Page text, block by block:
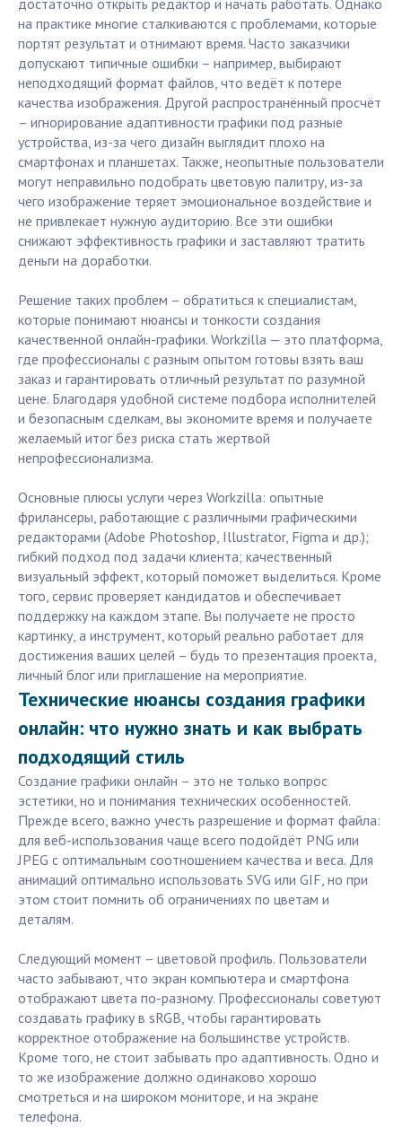
достаточно открыть редактор и начать работать. Однако
на практике многие сталкиваются с проблемами, которые
портят результат и отнимают время. Часто заказчики
допускают типичные ошибки – например, выбирают
неподходящий формат файлов, что ведёт к потере
качества изображения. Другой распространённый просчёт
– игнорирование адаптивности графики под разные
устройства, из-за чего дизайн выглядит плохо на
смартфонах и планшетах. Также, неопытные пользователи
могут неправильно подобрать цветовую палитру, из-за
чего изображение теряет эмоциональное воздействие и
не привлекает нужную аудиторию. Все эти ошибки
снижают эффективность графики и заставляют тратить
деньги на доработки.
Решение таких проблем – обратиться к специалистам,
которые понимают нюансы и тонкости создания
качественной онлайн-графики. Workzilla — это платформа,
где профессионалы с разным опытом готовы взять ваш
заказ и гарантировать отличный результат по разумной
цене. Благодаря удобной системе подбора исполнителей
и безопасным сделкам, вы экономите время и получаете
желаемый итог без риска стать жертвой
непрофессионализма.
Основные плюсы услуги через Workzilla: опытные
фрилансеры, работающие с различными графическими
редакторами (Adobe Photoshop, Illustrator, Figma и др.);
гибкий подход под задачи клиента; качественный
визуальный эффект, который поможет выделиться. Кроме
того, сервис проверяет кандидатов и обеспечивает
поддержку на каждом этапе. Вы получаете не просто
картинку, а инструмент, который реально работает для
достижения ваших целей – будь то презентация проекта,
личный блог или приглашение на мероприятие.
Технические нюансы создания графики
онлайн: что нужно знать и как выбрать
подходящий стиль
Создание графики онлайн – это не только вопрос
эстетики, но и понимания технических особенностей.
Прежде всего, важно учесть разрешение и формат файла:
для веб-использования чаще всего подойдёт PNG или
JPEG с оптимальным соотношением качества и веса. Для
анимаций оптимально использовать SVG или GIF, но при
этом стоит помнить об ограничениях по цветам и
деталям.
Следующий момент – цветовой профиль. Пользователи
часто забывают, что экран компьютера и смартфона
отображают цвета по-разному. Профессионалы советуют
создавать графику в sRGB, чтобы гарантировать
корректное отображение на большинстве устройств.
Кроме того, не стоит забывать про адаптивность. Одно и
то же изображение должно одинаково хорошо
смотреться и на широком мониторе, и на экране
телефона.